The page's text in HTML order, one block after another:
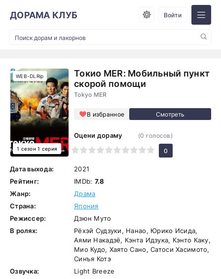
ДОРАМА КЛУБ Войти
Токио MER: Мобильный пункт
скорой помощи
Tokyo MER
В избранное
WEB-DLRip
1 сезон 1 серия
Оцени дораму
1
2 3 4 5 6 7 8 9 10
(0 голосов)
0
Дата выхода:
2021
Рейтинг:
IMDb: 7.8
Жанр:
Драма
Страна:
Япония
Режиссер:
Дзюн Муто
В ролях:
Рёхэй Судзуки, Нанао, Юрико Исида,
Аями Накадзё, Кэнта Идзука, Кэнто Каку,
Мио Кудо, Хаято Сано, Сатоси Хасимото,
Синъя Котэ
Озвучка:
Light Breeze